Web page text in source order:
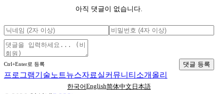
아직 댓글이 없습니다.
Ctrl+Enter로 등록 댓글 등록
프로그램기술노트뉴스자료실커뮤니티 소개 올리
한국어English简体中文 日本語